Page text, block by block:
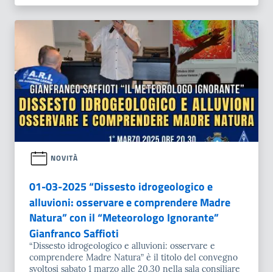
NOVITÀ
01-03-2025 “Dissesto idrogeologico e
alluvioni: osservare e comprendere Madre
Natura” con il “Meteorologo Ignorante”
Gianfranco Saffioti
“Dissesto idrogeologico e alluvioni: osservare e
comprendere Madre Natura” è il titolo del convegno
svoltosi sabato 1 marzo alle 20.30 nella sala consiliare